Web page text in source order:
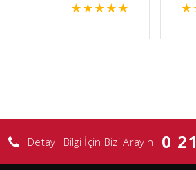
★ ★ ★ ★ ★ ★
Detaylı Bilgi İçin Bizi Arayın 0